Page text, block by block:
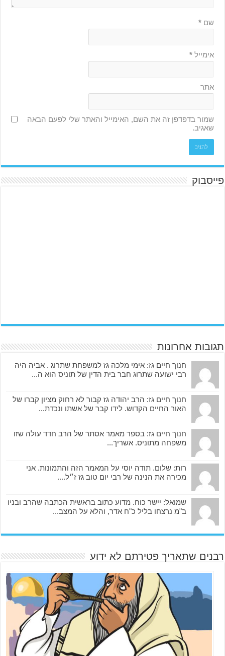
שם*
אימייל*
אתר
שמור בדפדפן זה את השם, האימייל והאתר שלי לפעם הבאה
שאגיב.
פייסבוק
תגובות אחרונות
חנוך חיים גז: אימי מלכה גז למשפחת שתרוג . אביה היה
רבי ישועה שתרוג חבר בית הדין של תוניס הוא ה...
חנוך חיים גז: הרב יהודה גז קבור לא רחוק מציון קברו של
האור החיים הקדוש. לידו קבר של אשתו ונכדת...
חנוך חיים גז: בספר מאמר אסתר של הרב חדד עולה שזו
משפחה מתוניס. אשריך...
רות: שלום. תודה יוסי על המאמר הזה והתמונות. אני
מכירה את הנינה של רבי יום טוב גז ז״ל....
שמואל: יישר כוח. מדוע כתוב בראשית הכתבה שהרב ובניו
ב"מ נרצחו בליל כ"ח אדר, והלא על המצב...
רבנים שתאריך פטירתם לא ידוע